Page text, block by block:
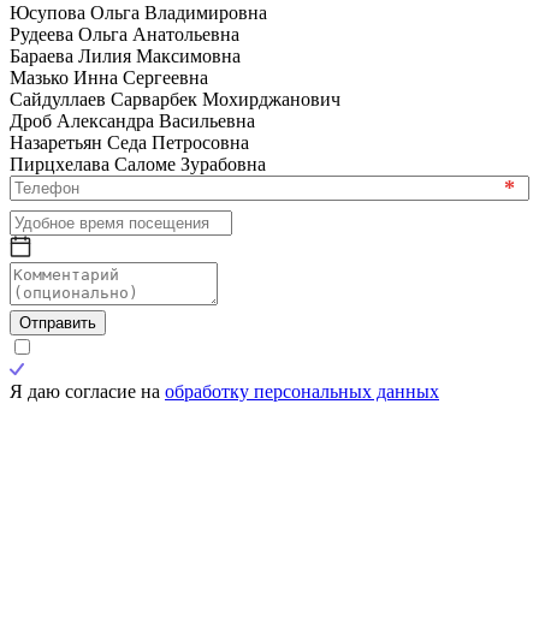
Юсупова Ольга Владимировна
Рудеева Ольга Анатольевна
Бараева Лилия Максимовна
Мазько Инна Сергеевна
Сайдуллаев Сарварбек Мохирджанович
Дроб Александра Васильевна
Назаретьян Седа Петросовна
Пирцхелава Саломе Зурабовна
*
Отправить
Я даю согласие на обработку персональных данных